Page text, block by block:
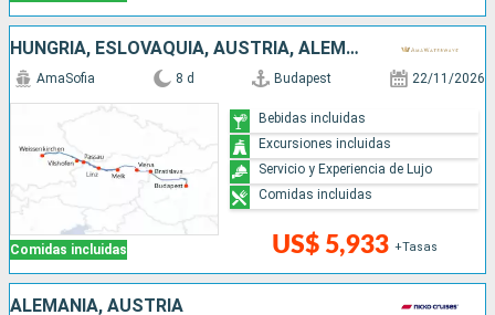
HUNGRÍA, ESLOVAQUIA, AUSTRIA, ALEMANIA
Comidas incluidas
AmaSofia 8 d Budapest 22/11/2026
US$ 5,933 +Tasas
Bebidas incluidas
Excursiones incluidas
Servicio y Experiencia de Lujo
Comidas incluidas
ALEMANIA, AUSTRIA